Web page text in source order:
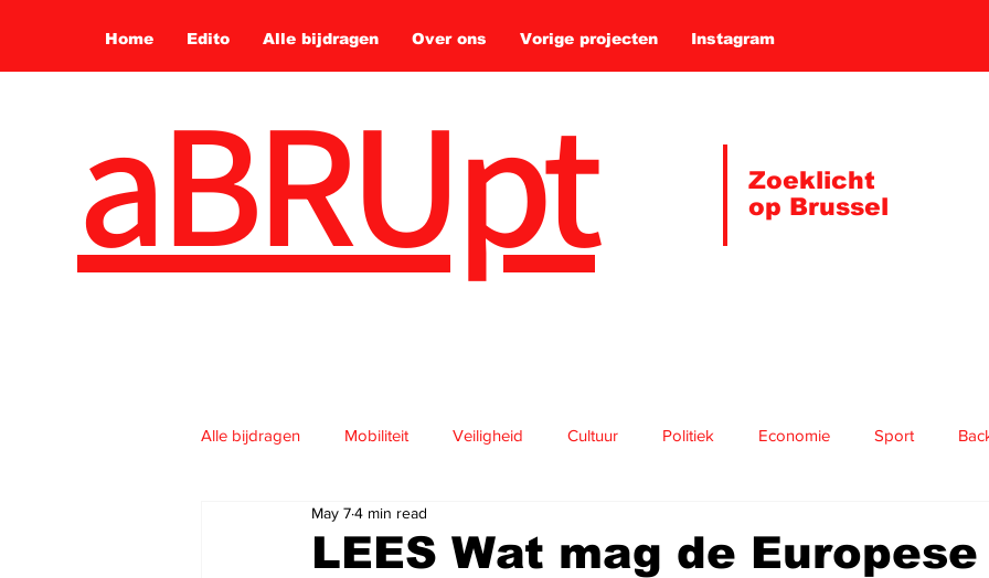
Home Edito Alle bijdragen Over ons Vorige projecten Instagram
aBRUpt
Zoeklicht
op Brussel
Alle bijdragen Mobiliteit Veiligheid Cultuur Politiek Economie Sport
LEES Wat mag de
May 74 min read